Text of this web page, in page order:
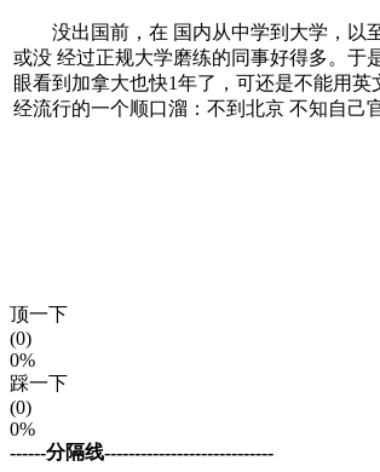
没出国前，在 国内从中学到大学，以至
或没 经过正规大学磨练的同事好得多。于
眼看到加拿大也快1年了，可还是不能用
经流行的一个顺口溜：不到北京 不知自己
顶一下
(0)
0%
踩一下
(0)
0%
------分隔线----------------------------